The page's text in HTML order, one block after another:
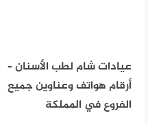
عيادات شام لطب الأسنان –
أرقام هواتف وعناوين جميع
الفروع في المملكة